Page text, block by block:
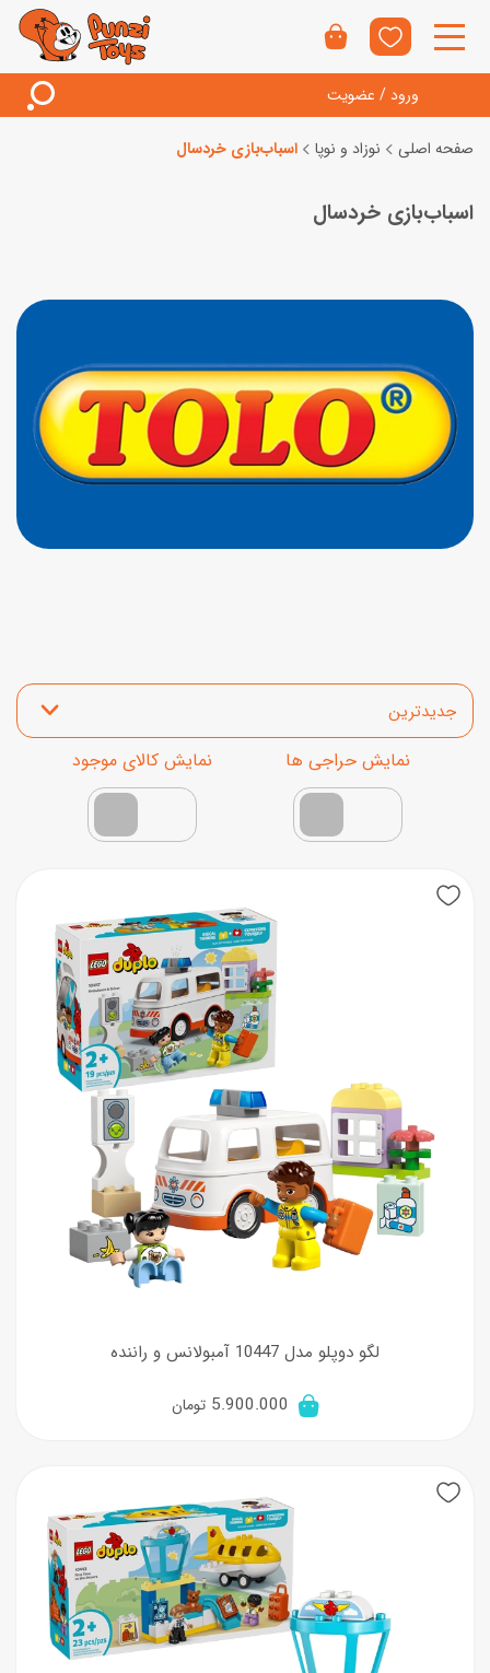
ورود / عضویت
صفحه اصلی نوزاد و نوپا اسباب‌بازی خردسال
اسباب‌بازی خردسال
مرتب‌سازی محصولات
لگو دوپلو مدل 10447 آمبولانس و راننده
5.900.000 تومان